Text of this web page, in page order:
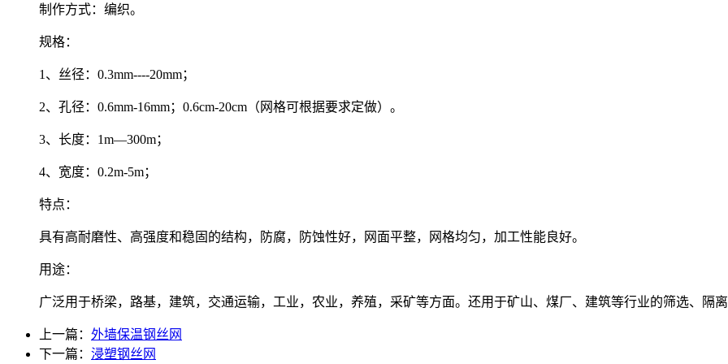
制作方式：编织。
规格：
1、丝径：0.3mm----20mm；
2、孔径：0.6mm-16mm；0.6cm-20cm（网格可根据要求定做）。
3、长度：1m—300m；
4、宽度：0.2m-5m；
特点：
具有高耐磨性、高强度和稳固的结构，防腐，防蚀性好，网面平整，网格均匀，加工性能良好。
用途：
广泛用于桥梁，路基，建筑，交通运输，工业，农业，养殖，采矿等方面。还用于矿山、煤厂、建筑等行业的筛选、隔
上一篇： 外墙保温钢丝网
下一篇： 浸塑钢丝网